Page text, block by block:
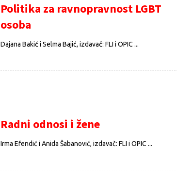
Politika za ravnopravnost LGBT
osoba
Dajana Bakić i Selma Bajić, izdavač: FLI i OPIC ...
Radni odnosi i žene
Irma Efendić i Anida Šabanović, izdavač: FLI i OPIC ...